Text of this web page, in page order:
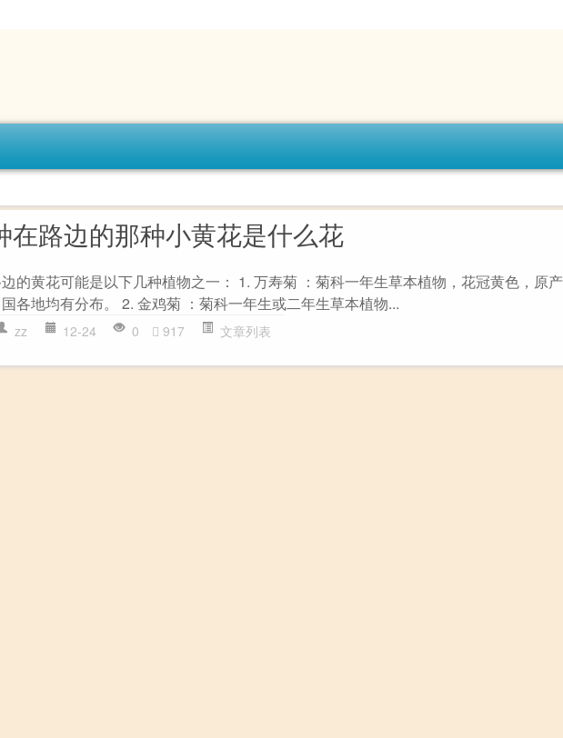
在路边的那种小黄花是什么花
的黄花可能是以下几种植物之一： 1. 万寿菊 ：菊科一年生草本植物，花冠黄色，原产
各地均有分布。 2. 金鸡菊 ：菊科一年生或二年生草本植物...
zz 12-24 0 917 文章列表